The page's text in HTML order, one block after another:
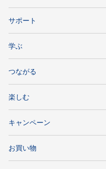
サポート
学ぶ
つながる
楽しむ
キャンペーン
お買い物